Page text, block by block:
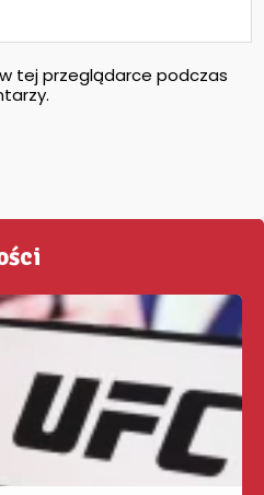
tej przeglądarce podczas